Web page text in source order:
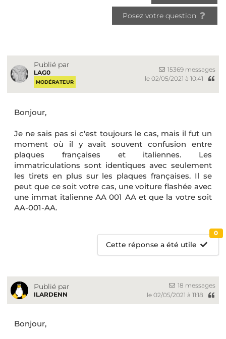
Posez votre question
Publié par
LAG0
MODÉRATEUR
15369 messages
le 02/05/2021 à 10:41
Bonjour,
Je ne sais pas si c'est toujours le cas, mais il fut un
moment où il y avait souvent confusion entre
plaques françaises et italiennes. Les
immatriculations sont identiques avec seulement
les tirets en plus sur les plaques françaises. Il se
peut que ce soit votre cas, une voiture flashée avec
une immat italienne AA 001 AA et que la votre soit
AA-001-AA.
Cette réponse a été utile
0
Publié par
ILARDENN
18 messages
le 02/05/2021 à 11:18
Bonjour,